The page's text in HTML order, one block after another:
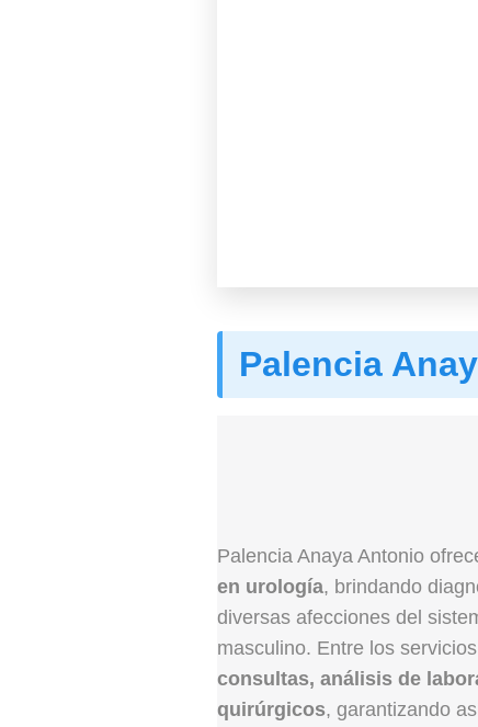
Palencia
Palencia Anaya Antonio
en urología, brindando
diversas afecciones del
masculino. Entre los
consultas, análisis de
quirúrgicos, garantizando